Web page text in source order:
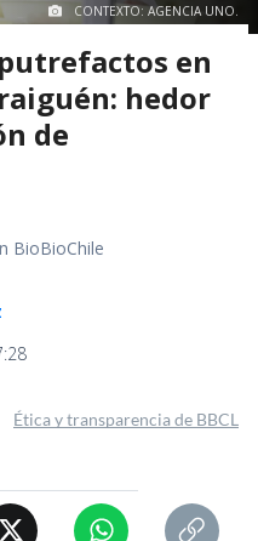
CONTEXTO: AGENCIA UNO.
en
hedor
de
BioBioChile
Ética y transparencia de BBCL